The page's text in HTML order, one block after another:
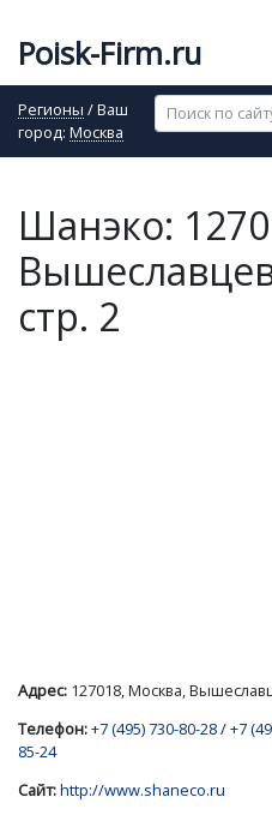
Poisk-Firm.ru
Регионы / Ваш
город: Москва
Шанэко:
стр. 2
Адрес: 127018, Москва,
Телефон:+7 (495) 730-80-28/+7
85-24
Сайт:http://www.shaneco.ru